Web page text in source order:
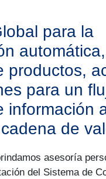
para la
productos,
para un
información
de
asesoría
del Sistema de